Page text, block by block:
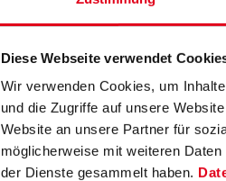
Diese Webseite verwendet
Wir verwenden Cookies, um
und die Zugriffe auf unsere
Website an unsere Partner für
möglicherweise mit weiteren
der Dienste gesammelt haben.